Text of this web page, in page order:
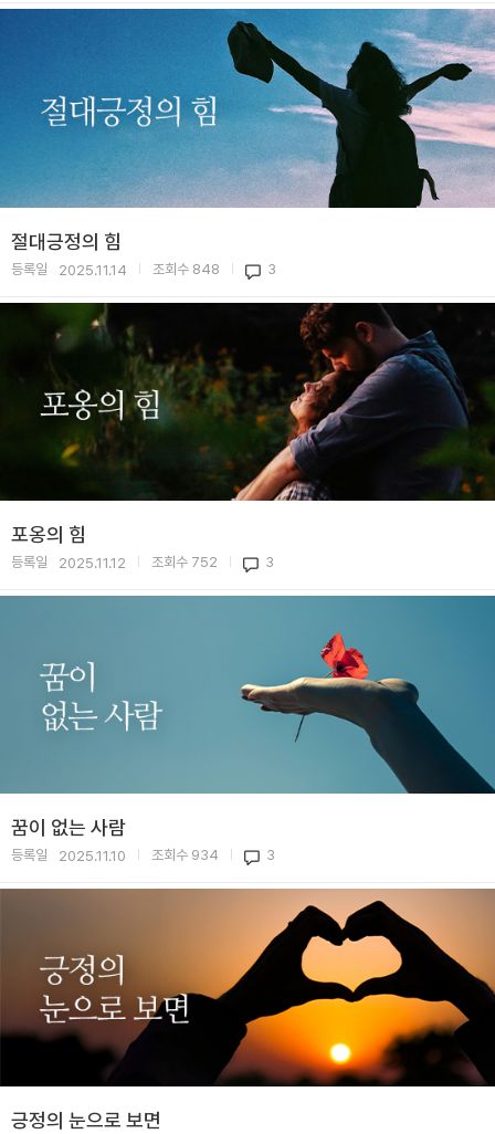
절대긍정의 힘
등록일 2025.11.14 조회수 848 3
포옹의 힘
등록일 2025.11.12 조회수 752 3
꿈이 없는 사람
등록일 2025.11.10 조회수 934 3
긍정의 눈으로 보면